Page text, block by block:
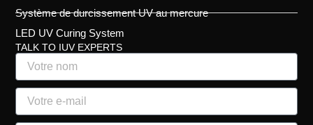
Système de durcissement UV au mercure
LED UV Curing System
TALK TO IUV EXPERTS